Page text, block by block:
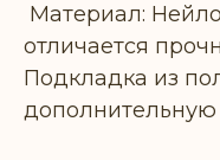
Материал:
отличается
Подкладка из
дополнительную